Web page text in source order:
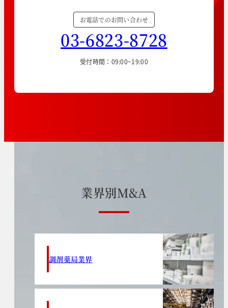
お電話でのお問い合わせ
03-6823-8728
受付時間：09:00~19:00
業界別M&A
調剤薬局業界